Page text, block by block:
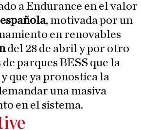
a Endurance en el valor
, motivada por un
en renovables
del 28 de abril y por otro
parques BESS que la
que ya pronostica la
una masiva
en el sistema.